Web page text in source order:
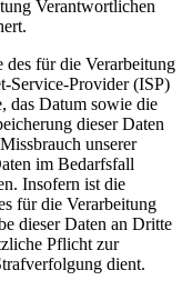
Verantwortlichen
des für die Verarbeitung
Service-Provider (ISP)
das Datum sowie die
dieser Daten
unserer
im Bedarfsfall
Insofern ist die
für die Verarbeitung
dieser Daten an Dritte
Pflicht zur
dient.